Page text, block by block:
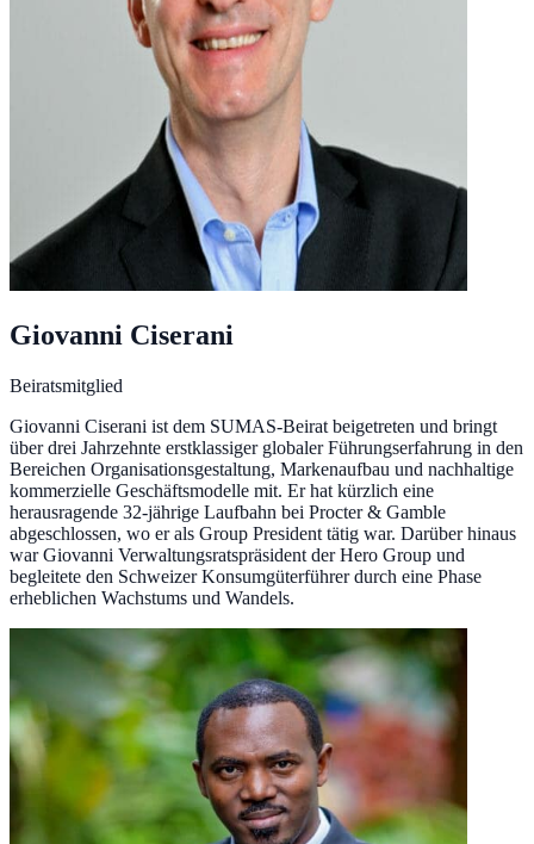
Giovanni Ciserani
Beiratsmitglied
Giovanni Ciserani ist dem SUMAS-Beirat beigetreten und bringt
über drei Jahrzehnte erstklassiger globaler Führungserfahrung in den
Bereichen Organisationsgestaltung, Markenaufbau und nachhaltige
kommerzielle Geschäftsmodelle mit. Er hat kürzlich eine
herausragende 32-jährige Laufbahn bei Procter & Gamble
abgeschlossen, wo er als Group President tätig war. Darüber hinaus
war Giovanni Verwaltungsratspräsident der Hero Group und
begleitete den Schweizer Konsumgüterführer durch eine Phase
erheblichen Wachstums und Wandels.